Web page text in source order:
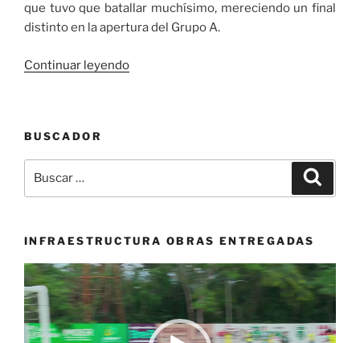
que tuvo que batallar muchísimo, mereciendo un final
distinto en la apertura del Grupo A.
Continuar leyendo«Camerún
2
la
1
grupo
del
Mundial
BUSCADOR
por:
INFRAESTRUCTURA OBRAS ENTREGADAS
Reproductor
de
vídeo